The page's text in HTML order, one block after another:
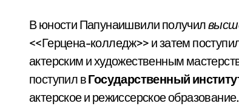
В юности Папунаишвили получил
<<Герцена-колледж>> и затем
актерским и художественным
поступил вГосударственный
актерское и режиссерское образование.